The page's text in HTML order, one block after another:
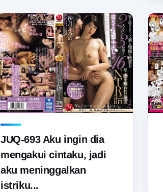
JUQ-693 Aku ingin dia
mengakui cintaku, jadi
aku meninggalkan
istriku...